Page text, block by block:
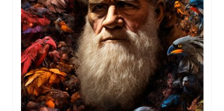
Ciencia
Mundo
Aula Virtual